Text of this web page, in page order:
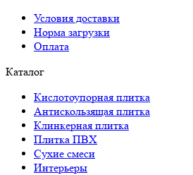
Условия доставки
Норма загрузки
Оплата
Каталог
Кислотоупорная плитка
Антискользящая плитка
Клинкерная плитка
Плитка ПВХ
Сухие смеси
Интерьеры